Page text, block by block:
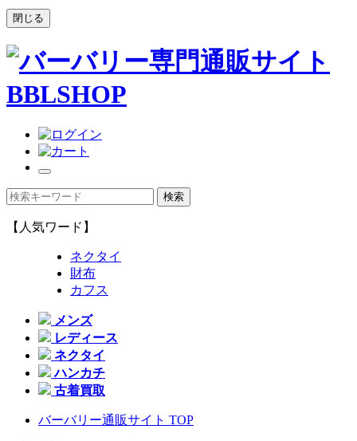
閉じる
【人気ワード】
ネクタイ
財布
カフス
メンズ
レディース
ネクタイ
ハンカチ
古着買取
バーバリー通販サイト TOP